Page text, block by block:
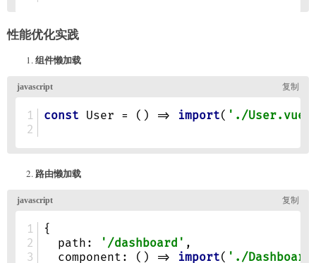
性能优化实践
组件懒加载
路由懒加载